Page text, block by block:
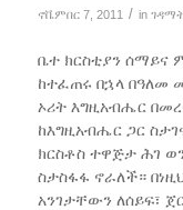
ኖቬምበር 7, 2011 / in
ቤተ ክርስቲያን ሰማይና
ከተፈጠሩ በኋላ በዓለመ
ኦሪት እግዚአብሔር
ከእግዚአብሔር ጋር
ክርስቶስ ተዋጅታ ሕገ
ስታስፋፋ ኖራለች።
አንገታቸውን ለሰይፍ፣